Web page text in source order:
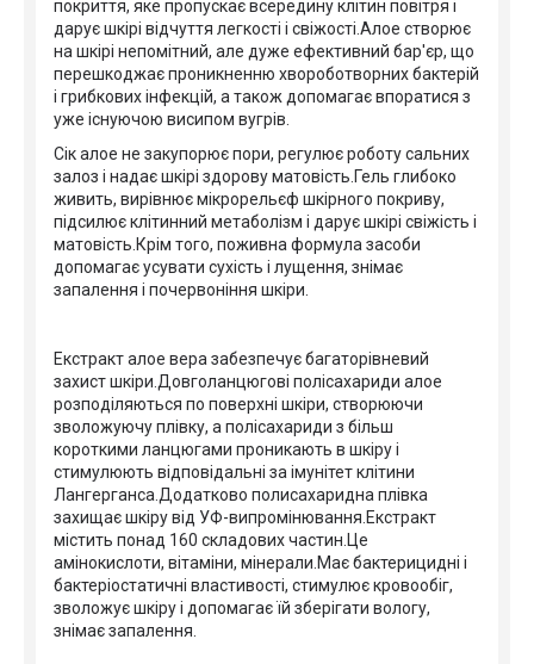
покриття, яке пропускає всередину клітин повітря і
дарує шкірі відчуття легкості і свіжості.Алое створює
на шкірі непомітний, але дуже ефективний бар'єр, що
перешкоджає проникненню хвороботворних бактерій
і грибкових інфекцій, а також допомагає впоратися з
уже існуючою висипом вугрів.
Сік алое не закупорює пори, регулює роботу сальних
залоз і надає шкірі здорову матовість.Гель глибоко
живить, вирівнює мікрорельєф шкірного покриву,
підсилює клітинний метаболізм і дарує шкірі свіжість і
матовість.Крім того, поживна формула засоби
допомагає усувати сухість і лущення, знімає
запалення і почервоніння шкіри.
Екстракт алое вера забезпечує багаторівневий
захист шкіри.Довголанцюгові полісахариди алое
розподіляються по поверхні шкіри, створюючи
зволожуючу плівку, а полісахариди з більш
короткими ланцюгами проникають в шкіру і
стимулюють відповідальні за імунітет клітини
Лангерганса.Додатково полисахаридна плівка
захищає шкіру від УФ-випромінювання.Екстракт
містить понад 160 складових частин.Це
амінокислоти, вітаміни, мінерали.Має бактерицидні і
бактеріостатичні властивості, стимулює кровообіг,
зволожує шкіру і допомагає їй зберігати вологу,
знімає запалення.